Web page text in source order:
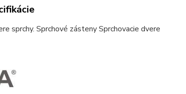
sprchy. Sprchové zásteny Sprchovacie dvere